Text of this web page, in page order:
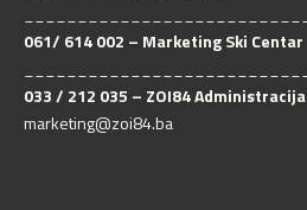
061/ 614 002 – Marketing Ski Centar
033 / 212 035 – ZOI84 Administracija
marketing@zoi84.ba